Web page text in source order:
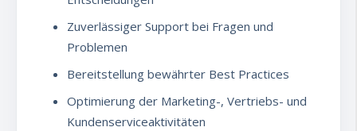
Zuverlässiger Support bei Fragen und
Problemen
Bereitstellung bewährter Best Practices
Optimierung der Marketing-, Vertriebs- und
Kundenserviceaktivitäten